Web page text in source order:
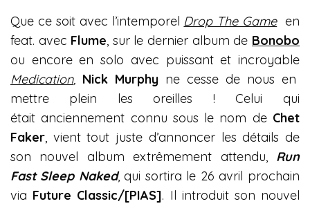
Que ce soit avec l’intemporel Drop The Game en
feat. avec Flume, sur le dernier album de Bonobo
ou encore en solo avec puissant et incroyable
Medication, Nick Murphy ne cesse de nous en
mettre plein les oreilles ! Celui qui
était anciennement connu sous le nom de Chet
Faker, vient tout juste d’annoncer les détails de
son nouvel album extrêmement attendu, Run
Fast Sleep Naked, qui sortira le 26 avril prochain
via Future Classic/[PIAS]. Il introduit son nouvel